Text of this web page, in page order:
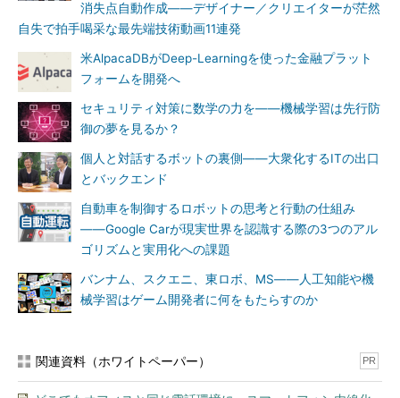
消失点自動作成――デザイナー／クリエイターが茫然
自失で拍手喝采な最先端技術動画11連発
米AlpacaDBがDeep-Learningを使った金融プラット
フォームを開発へ
セキュリティ対策に数学の力を――機械学習は先行防
御の夢を見るか？
個人と対話するボットの裏側――大衆化するITの出口
とバックエンド
自動車を制御するロボットの思考と行動の仕組み
――Google Carが現実世界を認識する際の3つのアル
ゴリズムと実用化への課題
バンナム、スクエニ、東ロボ、MS――人工知能や機
械学習はゲーム開発者に何をもたらすのか
関連資料（ホワイトペーパー） PR